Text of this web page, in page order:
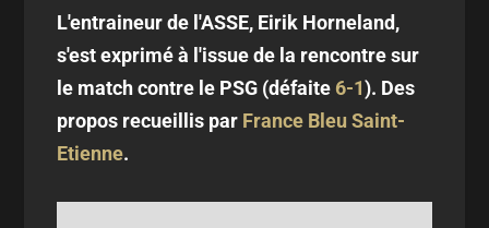
L'entraineur de l'ASSE, Eirik Horneland,
s'est exprimé à l'issue de la rencontre sur
le match contre le PSG (défaite 6-1). Des
propos recueillis par France Bleu Saint-
Etienne.